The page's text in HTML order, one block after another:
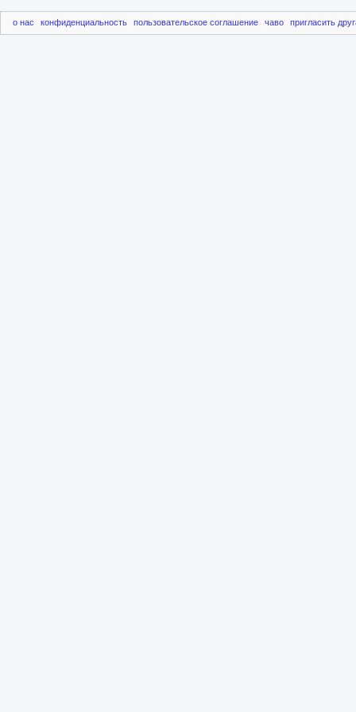
о нас конфиденциальность пользовательское соглашение чаво пригласить